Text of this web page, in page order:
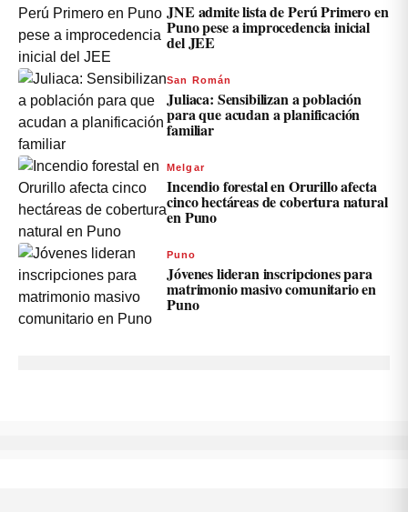
JNE admite lista de Perú Primero en
Puno pese a improcedencia inicial
del JEE
San Román
Juliaca: Sensibilizan a población
para que acudan a planificación
familiar
Melgar
Incendio forestal en Orurillo afecta
cinco hectáreas de cobertura natural
en Puno
Puno
Jóvenes lideran inscripciones para
matrimonio masivo comunitario en
Puno